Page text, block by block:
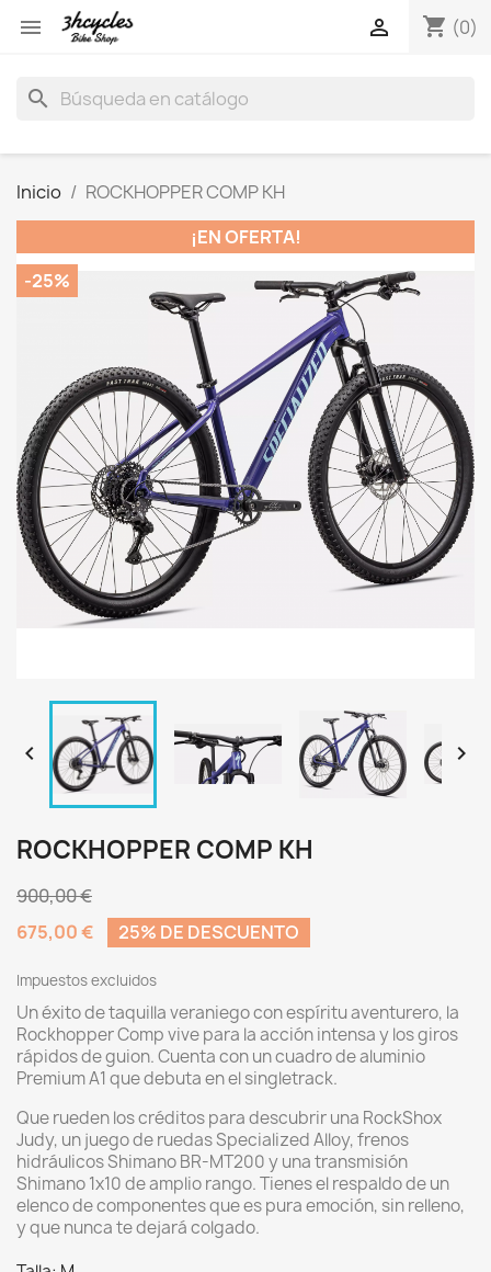
 shopping_cart (0)

search
Inicio
ROCKHOPPER COMP KH
¡EN OFERTA!
-25%
 
ROCKHOPPER COMP KH
900,00 €
675,00 €
25% DE DESCUENTO
Impuestos excluidos
Un éxito de taquilla veraniego con espíritu aventurero, la
Rockhopper Comp vive para la acción intensa y los giros
rápidos de guion. Cuenta con un cuadro de aluminio
Premium A1 que debuta en el singletrack.
Que rueden los créditos para descubrir una RockShox
Judy, un juego de ruedas Specialized Alloy, frenos
hidráulicos Shimano BR-MT200 y una transmisión
Shimano 1x10 de amplio rango. Tienes el respaldo de un
elenco de componentes que es pura emoción, sin relleno,
y que nunca te dejará colgado.